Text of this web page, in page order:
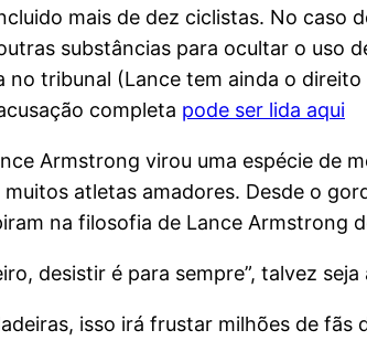
mais de dez ciclistas. No caso
substâncias para ocultar o uso
no tribunal (Lance tem ainda o
completa pode ser lida aqui
Armstrong virou uma espécie de
atletas amadores. Desde o
na filosofia de Lance Armstrong
desistir é para sempre”, talvez
isso irá frustar milhões de